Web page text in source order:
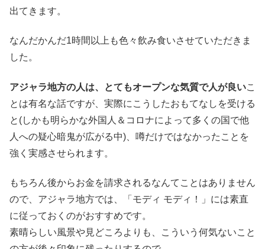
出てきます。
なんだかんだ1時間以上も色々飲み食いさせていただきま
した。
アジャラ地方の人は、とてもオープンな気質で人が良いこ
とは有名な話ですが、実際にこうしたおもてなしを受ける
と(しかも明らかな外国人＆コロナによって多くの国で他
人への疑心暗鬼が広がる中)、噂だけではなかったことを
強く実感させられます。
もちろん後からお金を請求されるなんてことはありません
ので、アジャラ地方では、「モディ モディ！」には素直
に従っておくのがおすすめです。
素晴らしい風景や見どころよりも、こういう何気ないこと